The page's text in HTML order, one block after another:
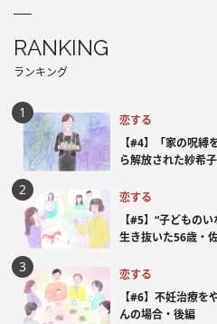
RANKING
ランキング
恋する
【#4】「家の呪
ら解放された紗希
恋する
【#5】“子どもの
生き抜いた56歳・
恋する
【#6】不妊治療を
んの場合・後編